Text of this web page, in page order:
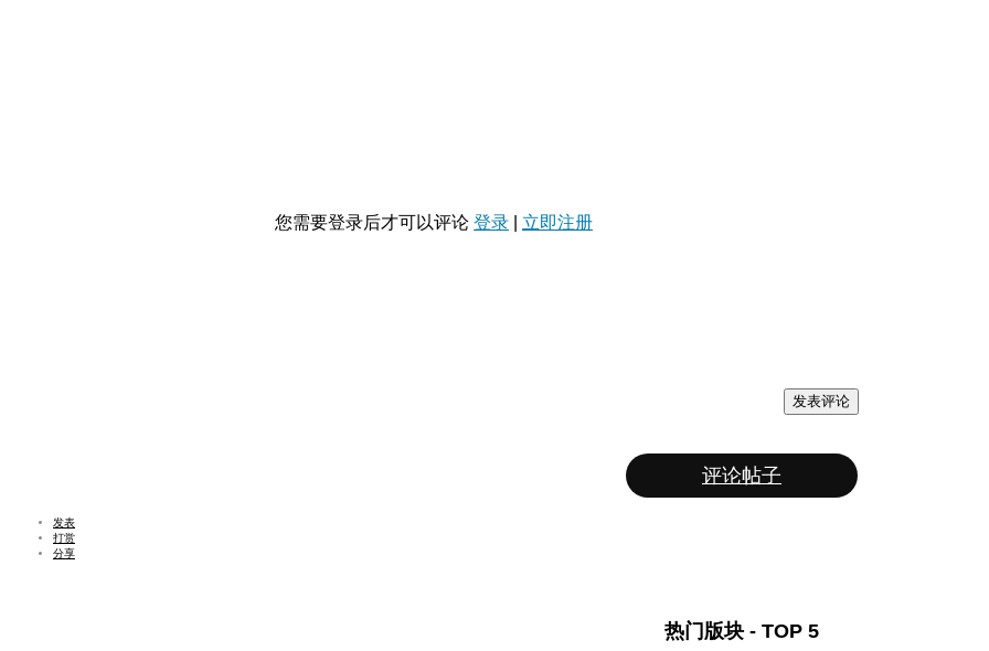
您需要登录后才可以评论 登录 立即注册
发表评论
评论帖子
发表
打赏
分享
热门版块 - TOP 5